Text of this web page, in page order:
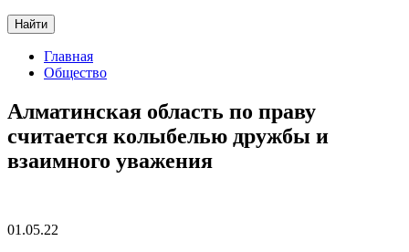
Найти
Главная
Общество
Алматинская область по праву
считается колыбелью дружбы и
взаимного уважения
01.05.22